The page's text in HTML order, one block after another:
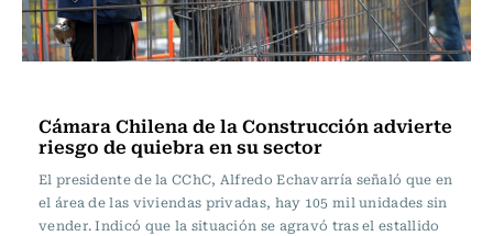
Cámara Chilena de la Construcción advierte
riesgo de quiebra en su sector
El presidente de la CChC, Alfredo Echavarría señaló que en
el área de las viviendas privadas, hay 105 mil unidades sin
vender. Indicó que la situación se agravó tras el estallido